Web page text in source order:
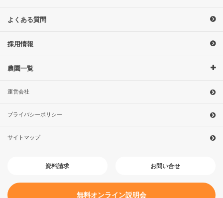
よくある質問
採用情報
農園一覧
運営会社
プライバシーポリシー
サイトマップ
資料請求 お問い合せ
無料オンライン説明会